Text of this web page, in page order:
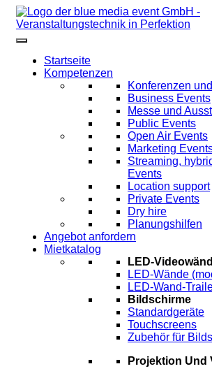
Startseite
Kompetenzen
Konferenzen
Business Events
Messe und
Public Events
Open Air Events
Marketing
Streaming,
Events
Location support
Private Events
Dry hire
Planungshilfen
Angebot anfordern
Mietkatalog
LED-
LED-Wände
LED-Wand-
Bildschirme
Standardgeräte
Touchscreens
Zubehör für
Projektion Und